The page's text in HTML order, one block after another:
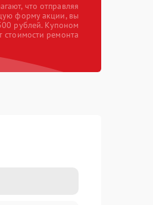
что отправляя
форму акции, вы
рублей. Купоном
стоимости ремонта